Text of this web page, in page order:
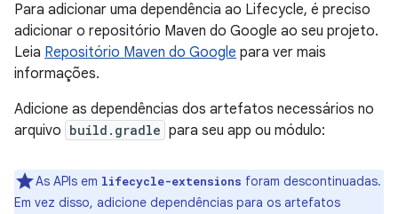
Para adicionar uma dependência ao Lifecycle, é preciso
adicionar o repositório Maven do Google ao seu projeto.
Leia Repositório Maven do Google para ver mais
informações.
Adicione as dependências dos artefatos necessários no
arquivo build.gradle para seu app ou módulo:
As APIs em lifecycle-extensions foram descontinuadas.
Em vez disso, adicione dependências para os artefatos